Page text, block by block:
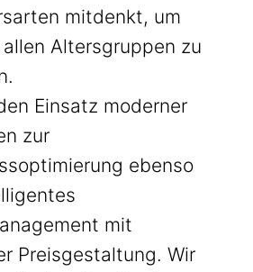
mitdenkt, um
Altersgruppen zu
Einsatz moderner
zur
ebenso
mit
Preisgestaltung. Wir